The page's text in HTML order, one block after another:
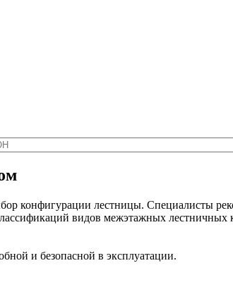
конфигурации лестницы. Специалисты
видов межэтажных
и безопасной в эксплуатации.